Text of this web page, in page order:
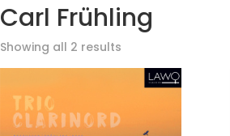
Carl Frühling
Showing all 2 results